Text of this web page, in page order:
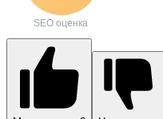
SEO оценка